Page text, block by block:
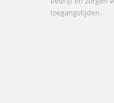
toegangstijden.